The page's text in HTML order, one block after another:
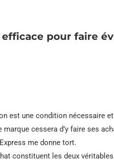
pour faire
est une condition nécessaire
marque cessera d’y faire ses
me donne tort.
constituent les deux